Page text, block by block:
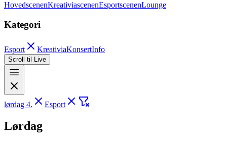
HovedscenenKreativiascenenEsportscenenLounge
Kategori
Esport KreativiaKonsertInfo
Scroll til Live
lørdag 4. Esport
Lørdag